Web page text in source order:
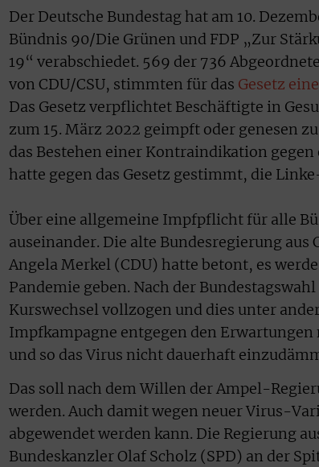
Der Deutsche Bundestag hat am 10.
Bündnis 90/Die Grünen und FDP „Zur
19“ verabschiedet. 569 der 736
von CDU/CSU, stimmten für das Gesetz
Das Gesetz verpflichtet Beschäftigte in
zum 15. März 2022 geimpft oder genesen
das Bestehen einer Kontraindikation
hatte gegen das Gesetz gestimmt, die
Über eine allgemeine Impfpflicht für alle
auseinander. Die alte Bundesregierung aus
Angela Merkel (CDU) hatte betont, es
Pandemie geben. Nach der
Kurswechsel vollzogen und dies unter
Impfkampagne entgegen den
und so das Virus nicht dauerhaft
Das soll nach dem Willen der Ampel-
werden. Auch damit wegen neuer Virus-
abgewendet werden kann. Die Regierung
Bundeskanzler Olaf Scholz (SPD) an der